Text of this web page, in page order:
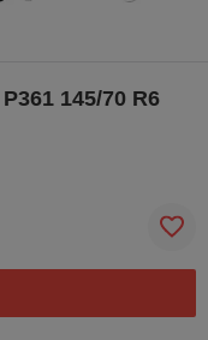
145/70 R6